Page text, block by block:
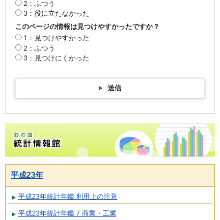
2：ふつう
3：役に立たなかった
このページの情報は見つけやすかったですか？
1：見つけやすかった
2：ふつう
3：見つけにくかった
送信
彩の国統計情報館トップページ
平成23年
平成23年統計年鑑 利用上の注意
平成23年統計年鑑 7 商業・工業